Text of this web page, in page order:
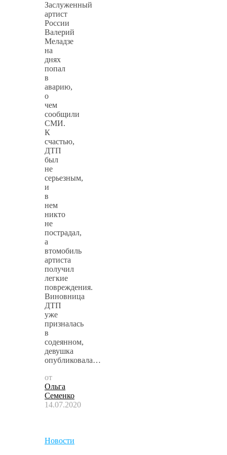
Заслуженный
артист
России
Валерий
Меладзе
на
днях
попал
в
аварию,
о
чем
сообщили
СМИ.
К
счастью,
ДТП
был
не
серьезным,
и
в
нем
никто
не
пострадал,
а
втомобиль
артиста
получил
легкие
повреждения.
Виновница
ДТП
уже
призналась
в
содеянном,
девушка
опубликовала…
от
Ольга
Семенко
14.07.2020
Новости